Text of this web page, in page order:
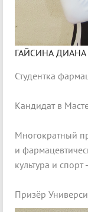
ГАЙСИНА
Студентка
Кандидат в
Многократный
и
культура и
Призёр